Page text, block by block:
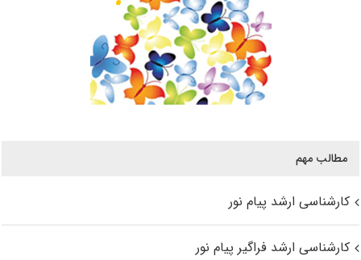
مطالب مهم
کارشناسی ارشد پیام نور
کارشناسی ارشد فراگیر پیام نور